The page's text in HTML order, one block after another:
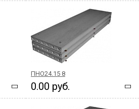
ПНО24.15 8
0.00 руб.